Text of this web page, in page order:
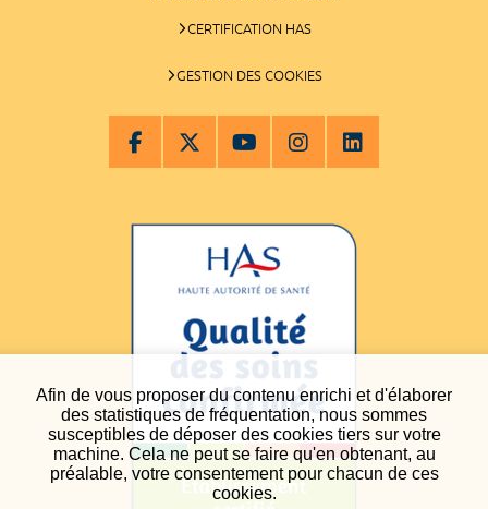
Afin de vous proposer du contenu enrichi et d'élaborer
des statistiques de fréquentation, nous sommes
susceptibles de déposer des cookies tiers sur votre
machine. Cela ne peut se faire qu'en obtenant, au
préalable, votre consentement pour chacun de ces
cookies.
CERTIFICATION HAS
GESTION DES COOKIES